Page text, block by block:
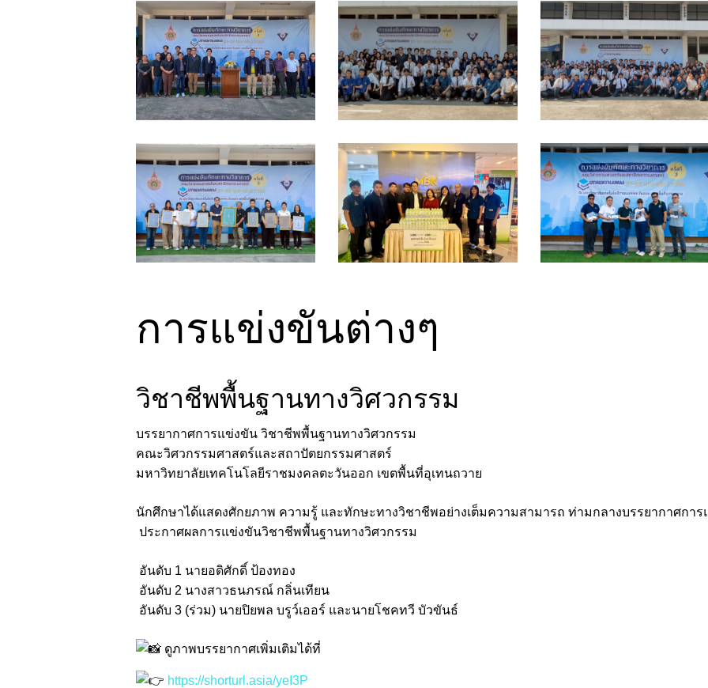
แข่ง
ทักษะ
วัน
เปิด
(8)
แข่ง
ทักษะ
3
วัน
เปิด
(7)
แข่ง
ทักษะ
3
วัน
เปิด
(6)
ทักษะ
3
เปิด
(4)
แข่ง
ทักษะ
3
วัน
เปิด
(3)
แข่ง
ทักษะ
3
เปิด
(2)
การแข่งขันต่างๆ
วิชาชีพพื้นฐานทางวิศวกรรม
บรรยากาศการแข่งขัน วิชาชีพพื้นฐานทางวิศวกรรม
คณะวิศวกรรมศาสตร์และสถาปัตยกรรมศาสตร์
มหาวิทยาลัยเทคโนโลยีราชมงคลตะวันออก เขตพื้นที่อุเทนถวาย
นักศึกษาได้แสดงศักยภาพ ความรู้ และทักษะทางวิชาชีพอย่างเต็มความสามารถ ท่ามกลางบรรยากาศการ
ประกาศผลการแข่งขันวิชาชีพพื้นฐานทางวิศวกรรม
อันดับ 1 นายอดิศักดิ์ ป้องทอง
อันดับ 2 นางสาวธนภรณ์ กลิ่นเทียน
อันดับ 3 (ร่วม) นายปิยพล บรูว์เออร์ และนายโชคทวี บัวขันธ์
ดูภาพบรรยากาศเพิ่มเติมได้ที่
https://shorturl.asia/yeI3P